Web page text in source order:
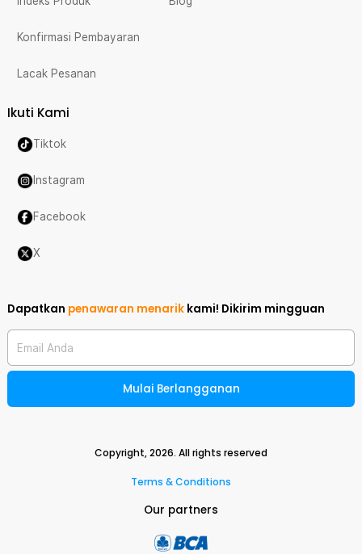
Konfirmasi Pembayaran
Lacak Pesanan
Ikuti Kami
Tiktok
Instagram
Facebook
X
Dapatkan penawaran menarik kami! Dikirim mingguan
Email Anda
Mulai Berlangganan
Copyright,2026. All rights reserved
Terms & Conditions
Our partners